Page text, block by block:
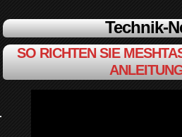
Technik-
SO RICHTEN SIE